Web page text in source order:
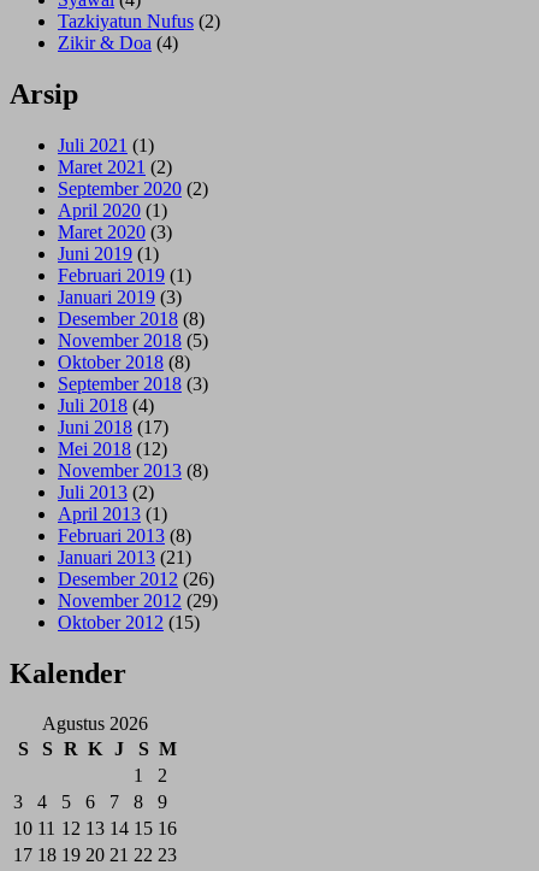
Tazkiyatun Nufus (2)
Zikir & Doa (4)
Arsip
Juli 2021 (1)
Maret 2021 (2)
September 2020 (2)
April 2020 (1)
Maret 2020 (3)
Juni 2019 (1)
Februari 2019 (1)
Januari 2019 (3)
Desember 2018 (8)
November 2018 (5)
Oktober 2018 (8)
September 2018 (3)
Juli 2018 (4)
Juni 2018 (17)
Mei 2018 (12)
November 2013 (8)
Juli 2013 (2)
April 2013 (1)
Februari 2013 (8)
Januari 2013 (21)
Desember 2012 (26)
November 2012 (29)
Oktober 2012 (15)
Kalender
Agustus 2026
S
S R K J S M
1
2
3
4 5 6 7 8
9
10 11 12 13 14 15 16
17 18 19 20 21 22 23